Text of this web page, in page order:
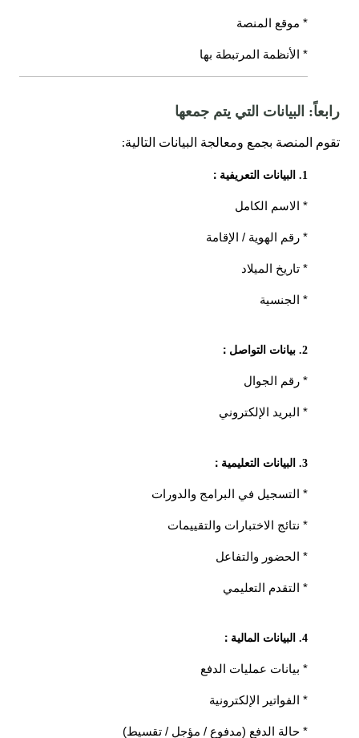
* موقع المنصة
* الأنظمة المرتبطة بها
رابعاً: البيانات التي يتم جمعها
تقوم المنصة بجمع ومعالجة البيانات التالية:
1. البيانات التعريفية :
* الاسم الكامل
* رقم الهوية / الإقامة
* تاريخ الميلاد
* الجنسية
2. بيانات التواصل :
* رقم الجوال
* البريد الإلكتروني
3. البيانات التعليمية :
* التسجيل في البرامج والدورات
* نتائج الاختبارات والتقييمات
* الحضور والتفاعل
* التقدم التعليمي
4. البيانات المالية :
* بيانات عمليات الدفع
* الفواتير الإلكترونية
* حالة الدفع (مدفوع / مؤجل / تقسيط)